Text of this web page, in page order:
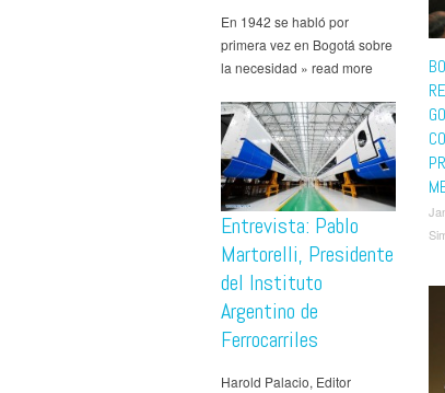
En 1942 se habló por
primera vez en Bogotá sobre
la necesidad » read more
Entrevista: Pablo
Martorelli, Presidente
del Instituto
Argentino de
Ferrocarriles
Harold Palacio, Editor